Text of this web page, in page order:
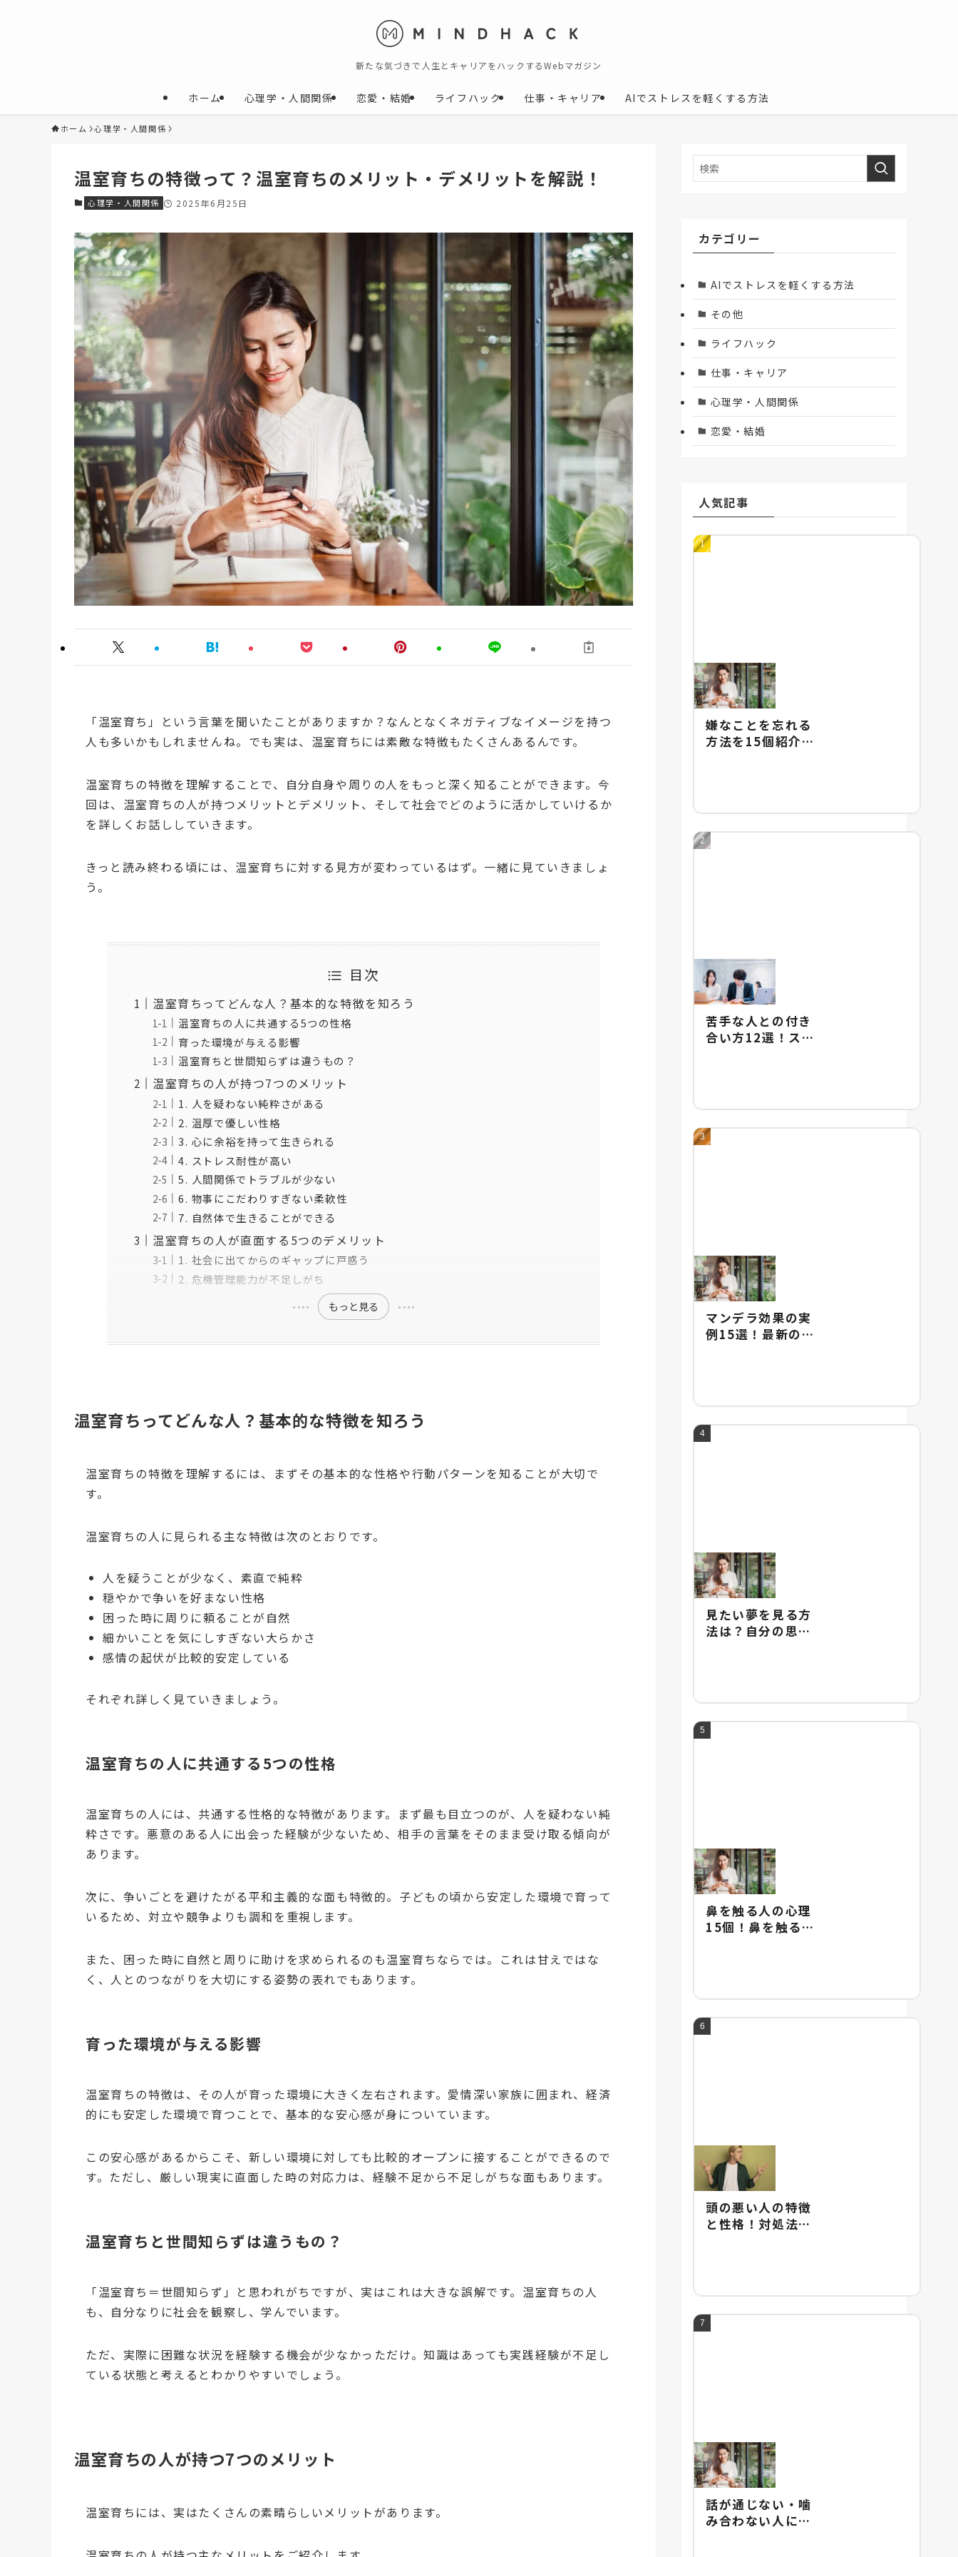
新たな気づきで人生とキャリアをハックするWebマガジン
ホーム 心理学・人間関係 恋愛・結婚 ライフハック 仕事・キャリア AIでストレスを軽くする方法
ホーム 心理学・人間関係
温室育ちの特徴って？温室育ちのメリット・デメリットを解説！
心理学・人間関係 2025年6月25日
「温室育ち」という言葉を聞いたことがありますか？なんとなくネガティブなイメージを持つ
人も多いかもしれませんね。でも実は、温室育ちには素敵な特徴もたくさんあるんです。
温室育ちの特徴を理解することで、自分自身や周りの人をもっと深く知ることができます。今
回は、温室育ちの人が持つメリットとデメリット、そして社会でどのように活かしていけるか
を詳しくお話ししていきます。
きっと読み終わる頃には、温室育ちに対する見方が変わっているはず。一緒に見ていきましょ
う。
目次
温室育ちってどんな人？基本的な特徴を知ろう
温室育ちの人に共通する5つの性格
育った環境が与える影響
温室育ちと世間知らずは違うもの？
温室育ちの人が持つ7つのメリット
1. 人を疑わない純粋さがある
2. 温厚で優しい性格
3. 心に余裕を持って生きられる
4. ストレス耐性が高い
5. 人間関係でトラブルが少ない
6. 物事にこだわりすぎない柔軟性
7. 自然体で生きることができる
温室育ちの人が直面する5つのデメリット
1. 社会に出てからのギャップに戸惑う
2. 危機管理能力が不足しがち
もっと見る
温室育ちってどんな人？基本的な特徴を知ろう
温室育ちの特徴を理解するには、まずその基本的な性格や行動パターンを知ることが大切で
す。
温室育ちの人に見られる主な特徴は次のとおりです。
人を疑うことが少なく、素直で純粋
穏やかで争いを好まない性格
困った時に周りに頼ることが自然
細かいことを気にしすぎない大らかさ
感情の起伏が比較的安定している
それぞれ詳しく見ていきましょう。
温室育ちの人に共通する5つの性格
温室育ちの人には、共通する性格的な特徴があります。まず最も目立つのが、人を疑わない純
粋さです。悪意のある人に出会った経験が少ないため、相手の言葉をそのまま受け取る傾向が
あります。
次に、争いごとを避けたがる平和主義的な面も特徴的。子どもの頃から安定した環境で育って
いるため、対立や競争よりも調和を重視します。
また、困った時に自然と周りに助けを求められるのも温室育ちならでは。これは甘えではな
く、人とのつながりを大切にする姿勢の表れでもあります。
育った環境が与える影響
温室育ちの特徴は、その人が育った環境に大きく左右されます。愛情深い家族に囲まれ、経済
的にも安定した環境で育つことで、基本的な安心感が身についています。
この安心感があるからこそ、新しい環境に対しても比較的オープンに接することができるので
す。ただし、厳しい現実に直面した時の対応力は、経験不足から不足しがちな面もあります。
温室育ちと世間知らずは違うもの？
「温室育ち＝世間知らず」と思われがちですが、実はこれは大きな誤解です。温室育ちの人
も、自分なりに社会を観察し、学んでいます。
ただ、実際に困難な状況を経験する機会が少なかっただけ。知識はあっても実践経験が不足し
ている状態と考えるとわかりやすいでしょう。
温室育ちの人が持つ7つのメリット
温室育ちには、実はたくさんの素晴らしいメリットがあります。
カテゴリー
AIでストレスを軽くする方法
その他
ライフハック
仕事・キャリア
心理学・人間関係
恋愛・結婚
人気記事
嫌なことを忘れる
方法を15個紹介！
苦手な人との付き
合い方12選！スト
マンデラ効果の実
例15選！最新の実
見たい夢を見る方
法は？自分の思い
鼻を触る人の心理
15個！鼻を触るし
頭の悪い人の特徴
と性格！対処法と
話が通じない・噛
み合わない人にあ